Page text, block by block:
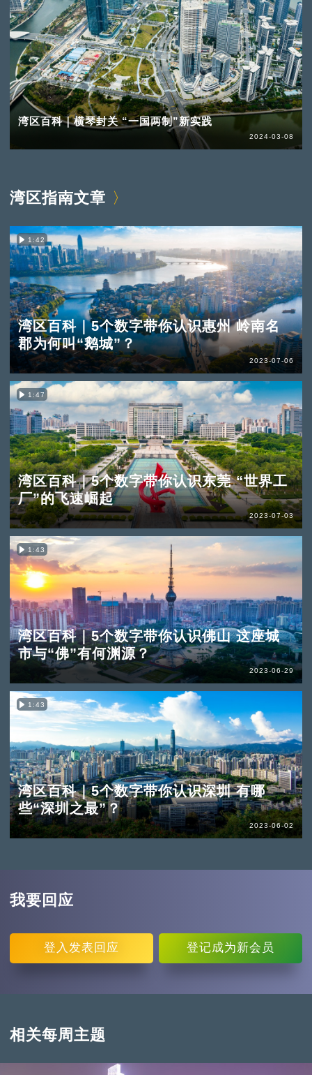
湾区百科｜横琴封关 “一国两制”新实践
2024-03-08
湾区指南文章
1:42
湾区百科｜5个数字带你认识惠州 岭南名
郡为何叫“鹅城”？
2023-07-06
1:47
湾区百科｜5个数字带你认识东莞 “世界工
厂”的飞速崛起
2023-07-03
1:43
湾区百科｜5个数字带你认识佛山 这座城
市与“佛”有何渊源？
2023-06-29
1:43
湾区百科｜5个数字带你认识深圳 有哪
些“深圳之最”？
2023-06-02
我要回应
登入 发表回应 登记成为新会员
相关每周主题